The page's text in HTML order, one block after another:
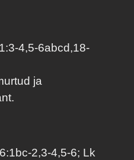
4,5-6abcd,18-
ja
2,3-4,5-6; Lk